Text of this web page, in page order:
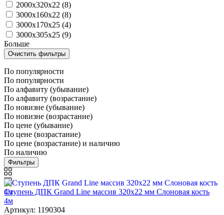
2000x320x22 (8)
3000x160x22 (8)
3000x170x25 (4)
3000x305x25 (9)
Больше
По популярности
По популярности
По алфавиту (убывание)
По алфавиту (возрастание)
По новизне (убывание)
По новизне (возрастание)
По цене (убывание)
По цене (возрастание)
По цене (возрастание) и наличию
По наличию
Фильтры
Ступень ДПК Grand Line массив 320х22 мм Слоновая кость
4м
Артикул: 1190304